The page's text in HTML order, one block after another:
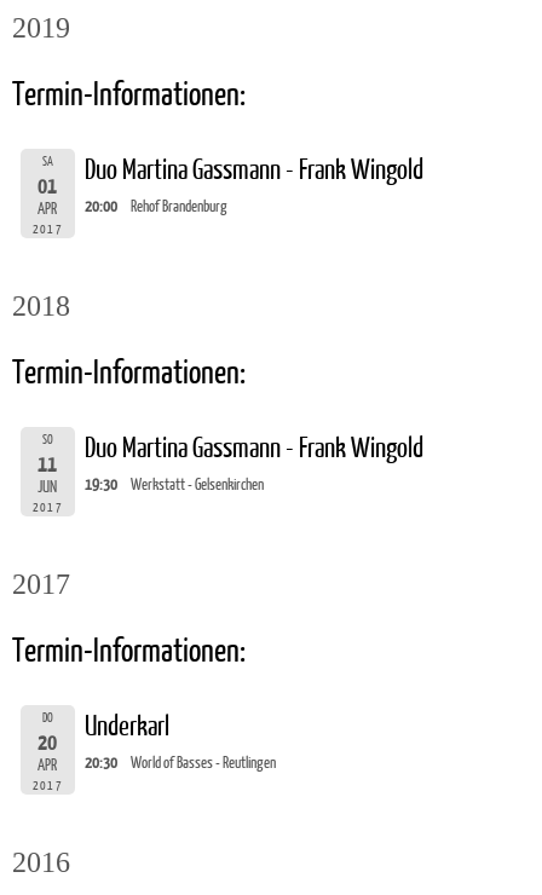
2019
Termin-Informationen:
SA
01
APR
2017
Duo Martina Gassmann - Frank Wingold
20:00 Rehof Brandenburg
2018
Termin-Informationen:
SO
11
JUN
2017
Duo Martina Gassmann - Frank Wingold
19:30 Werkstatt - Gelsenkirchen
2017
Termin-Informationen:
DO
20
APR
2017
Underkarl
20:30 World of Basses - Reutlingen
2016